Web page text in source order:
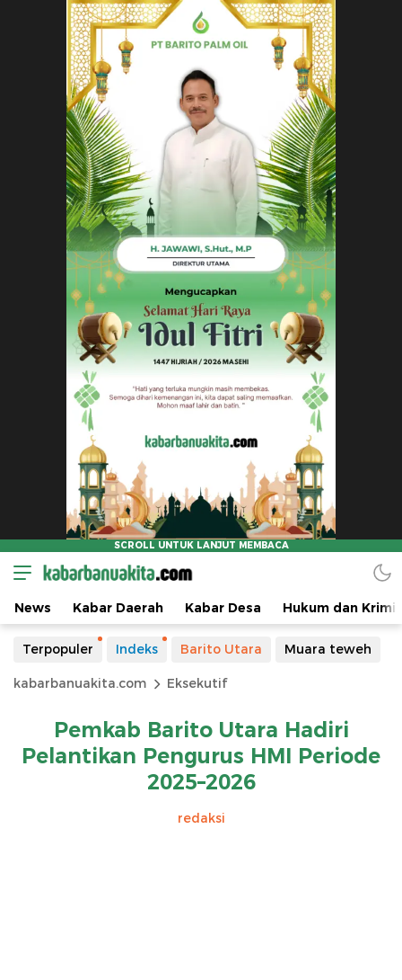
News Kabar Daerah Kabar Desa Hukum dan
Terpopuler Indeks Barito Utara Muara teweh
kabarbanuakita.com Eksekutif
Pemkab Barito Utara Hadiri
Pelantikan Pengurus HMI Periode
2025–2026
redaksi